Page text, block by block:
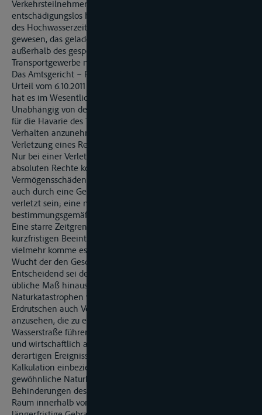
Verkehrsteilnehmern für die ersten 24 Stunden immer
entschädigungslos hingenommen werden müsse. Außerhalb
des Hochwasserzeitraums sei TMS „E“ nicht gehindert
gewesen, das geladene Heizöl irgendwo zu bunkern und
außerhalb des gesperrten Teils des Rheins seinem
Transportgewerbe nachzugehen.
Das Amtsgericht – Rheinschifffahrtsgericht – St. Goar hat mit
Urteil vom 6.10.2011 die Klage abgewiesen. Zur Begründung
hat es im Wesentlichen ausgeführt:
Unabhängig von der Frage, ob auf Seiten der Beklagten ein
für die Havarie des TMS „W“ ursächliches schuldhaftes
Verhalten anzunehmen sei, fehle es schon an einer
Verletzung eines Rechtsguts im Sinne des § 823 Abs. 1 BGB.
Nur bei einer Verletzung eines der dort aufgeführten
absoluten Rechte komme eine Schadensersatzpflicht auch für
Vermögensschäden in Betracht. Das Eigentum könne zwar
auch durch eine Gebrauchs- oder Nutzungsbeschränkung
verletzt sein; eine nur kurzfristige Beeinträchtigung des
bestimmungsgemäßen Gebrauchs genüge dafür aber nicht.
Eine starre Zeitgrenze zur Definition einer mehr als
kurzfristigen Beeinträchtigung lasse sich nicht ziehen;
vielmehr komme es auf das Ausmaß des Einzelfalls und die
Wucht der den Geschädigten treffenden Beeinträchtigung an.
Entscheidend sei deshalb, ob der Eingriff über das sozial
übliche Maß hinausgehe. Als sozial üblich seien neben
Naturkatastrophen wie Hochwasser, Erdbeben oder
Erdrutschen auch Verkehrsunfälle auf den Wasserstraßen
anzusehen, die zu einer vorübergehenden Sperrung einer
Wasserstraße führen könnten. Ein verantwortlich handelnder
und wirtschaftlich arbeitender Schiffsführer müsse mit
derartigen Ereignissen immer rechnen und sie in seine
Kalkulation einbeziehen. Erfahrungsgemäß seien
gewöhnliche Naturkatastrophen, aber auch unfallbedingte
Behinderungen des Schiffsverkehrs im mitteleuropäischen
Raum innerhalb von 14 Tagen behoben, so dass eine